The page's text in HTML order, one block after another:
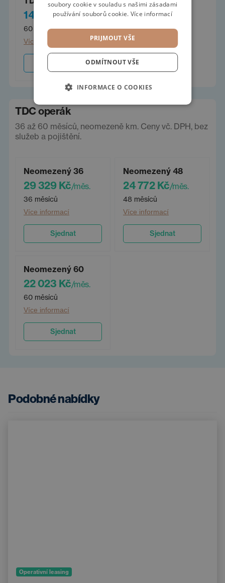
14 631 Kč/měs.
60 měsíců
Více informací
TDC operák
36 až 60 měsíců, neomezeně km. Ceny vč. DPH, bez
služeb a pojištění.
Neomezený 36
29 329 Kč/měs.
36 měsíců
Více informací
Sjednat
Neomezený 48
24 772 Kč/měs.
48 měsíců
Více informací
Sjednat
Neomezený 60
22 023 Kč/měs.
60 měsíců
Více informací
Sjednat
Podobné nabídky
Operativní leasing
soubory cookie v souladu s našimi zásadami
používání souborů cookie. Více informací
PRIJMOUT VŠE
ODMÍTNOUT VŠE
INFORMACE O COOKIES